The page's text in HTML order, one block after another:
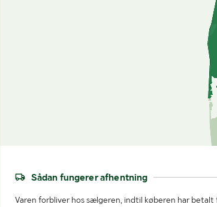
Sådan fungerer afhentning
Varen forbliver hos sælgeren, indtil køberen har